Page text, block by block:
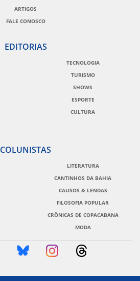
ARTIGOS
FALE CONOSCO
EDITORIAS
TECNOLOGIA
TURISMO
SHOWS
ESPORTE
CULTURA
COLUNISTAS
LITERATURA
CANTINHOS DA BAHIA
CAUSOS & LENDAS
FILOSOFIA POPULAR
CRÔNICAS DE COPACABANA
MODA